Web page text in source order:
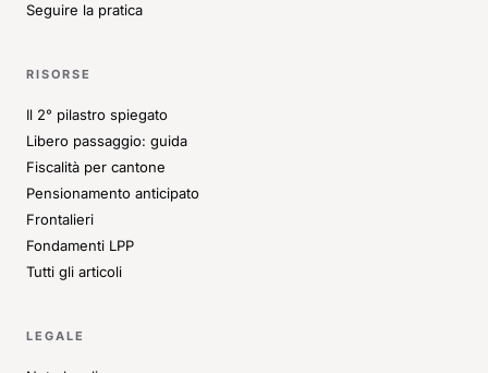
Seguire la pratica
RISORSE
Il 2° pilastro spiegato
Libero passaggio: guida
Fiscalità per cantone
Pensionamento anticipato
Frontalieri
Fondamenti LPP
Tutti gli articoli
LEGALE